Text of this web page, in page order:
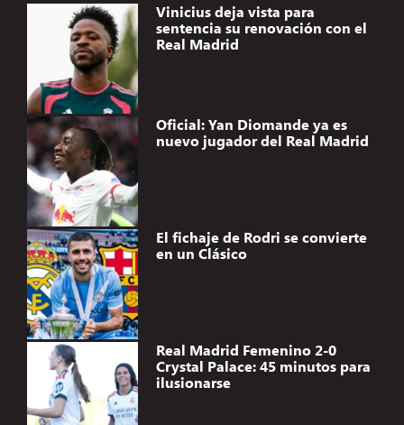
Vinicius deja vista para
sentencia su renovación con el
Real Madrid
Oficial: Yan Diomande ya es
nuevo jugador del Real Madrid
El fichaje de Rodri se convierte
en un Clásico
Real Madrid Femenino 2-0
Crystal Palace: 45 minutos para
ilusionarse